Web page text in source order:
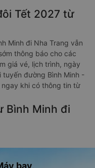
Tết 2027 từ
Minh đi Nha Trang vẫn
thông báo cho các
giá vé, lịch trình, ngày
đường Bình Minh -
ngay khi có thông tin từ
Bình Minh đi
bay,